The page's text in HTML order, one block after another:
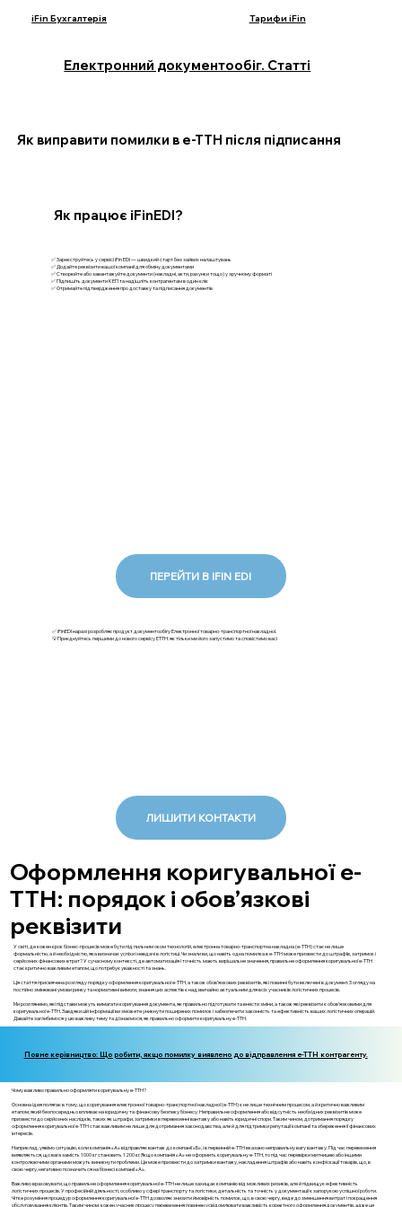
iFin Бухгалтерія Тарифи iFin
Електронний документообіг. Статті
Як виправити помилки в е-ТТН після підписання
✅ Зареєструйтесь у сервісі iFin EDI — швидкий старт без зайвих налаштувань
✅ Додайте реквізити вашої компанії для обміну документами
✅ Створюйте або завантажуйте документи (накладні, акти, рахунки тощо) у зручному форматі
✅ Підпишіть документи КЕП та надішліть контрагентам в один клік
✅ Отримайте підтвердження про доставку та підписання документів
Як працює iFinEDI?
ПЕРЕЙТИ В IFIN EDI
✅ iFinEDI наразі розробляє продукт документообігу Електронної товарно-транспортної накладної.
💡Приєднуйтесь першими до нового сервісу ЕТТН: як тільки ми його запустимо та сповістимо вас!
ЛИШИТИ КОНТАКТИ
Оформлення коригувальної е-
ТТН: порядок і обов’язкові
реквізити
У світі, де кожен крок бізнес-процесів може бути під пильним оком технологій, електронна товарно-транспортна накладна (е-ТТН) стає не лише
формальністю, а й необхідністю, яка визначає успіхи і невдачі в логістиці. Чи знали ви, що навіть одна помилка в е-ТТН може призвести до штрафів, затримок і
серйозних фінансових втрат? У сучасному контексті, де автоматизація і точність мають вирішальне значення, правильне оформлення коригувальної е-ТТН
стає критично важливим етапом, що потребує уважності та знань.
Ця стаття присвячена розгляду порядку оформлення коригувальної е-ТТН, а також обов’язкових реквізитів, які повинні бути включені в документ. З огляду на
постійно змінювані умови ринку та нормативні вимоги, знання цих аспектів є надзвичайно актуальним для всіх учасників логістичних процесів.
Ми розглянемо, які підстави можуть вимагати коригування документа, як правильно підготувати та внести зміни, а також які реквізити є обов’язковими для
коригувальної е-ТТН. Завдяки цій інформації ви зможете уникнути поширених помилок і забезпечити законність та ефективність ваших логістичних операцій.
Давайте заглибимося у цю важливу тему та дізнаємося, як правильно оформити коригувальну е-ТТН.
Повне керівництво: Що робити, якщо помилку виявлено до відправлення е-ТТН контрагенту.
Чому важливо правильно оформляти коригувальну е-ТТН?
Основна ідея полягає в тому, що коригування електронної товарно-транспортної накладної (е-ТТН) є не лише технічним процесом, а й критично важливим
етапом, який безпосередньо впливає на юридичну та фінансову безпеку бізнесу. Неправильне оформлення або відсутність необхідних реквізитів може
призвести до серйозних наслідків, таких як штрафи, затримки в перевезенні вантажу або навіть юридичні спори. Таким чином, дотримання порядку
оформлення коригувальної е-ТТН стає важливим не лише для дотримання законодавства, але й для підтримки репутації компанії та збереження її фінансових
інтересів.
Наприклад, уявімо ситуацію, коли компанія «А» відправляє вантаж до компанії «Б», і в первинній е-ТТН вказано неправильну вагу вантажу. Під час перевезення
виявляється, що вага замість 1000 кг становить 1200 кг. Якщо компанія «А» не оформить коригувальну е-ТТН, то під час перевірки митницею або іншими
контролюючими органами можуть виникнути проблеми. Це може призвести до затримки вантажу, накладення штрафів або навіть конфіскації товарів, що, в
свою чергу, негативно позначиться на бізнесі компанії «А».
Важливо враховувати, що правильне оформлення коригувальної е-ТТН не лише захищає компанію від можливих ризиків, але й підвищує ефективність
логістичних процесів. У професійній діяльності, особливо у сфері транспорту та логістики, детальність та точність у документації є запорукою успішної роботи.
Чітке розуміння процедур оформлення коригувальної е-ТТН дозволяє знизити ймовірність помилок, що, в свою чергу, веде до зменшення витрат і покращення
обслуговування клієнтів. Таким чином, кожен учасник процесу перевезення повинен усвідомлювати важливість коректного оформлення документів, адже це